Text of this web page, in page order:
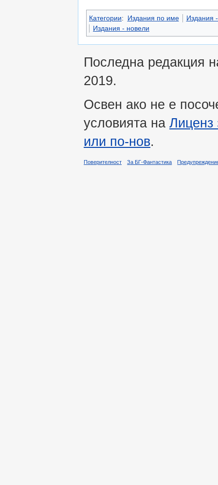
Категории: Издания по име
Издания
Издания - новели
Последна редакция
2019.
Освен ако не е
условията на Лиценз
или по-нов.
Поверителност За БГ-Фантастика